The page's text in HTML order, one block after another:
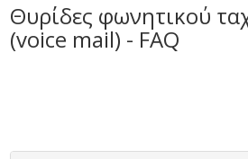
Θυρίδες φωνητικού
(voice mail) - FAQ